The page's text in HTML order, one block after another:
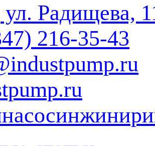
Радищева,
216-35-43